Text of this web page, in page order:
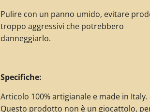
Pulire con un panno umido, evitare
troppo aggressivi che potrebbero
danneggiarlo.
Specifiche:
Articolo 100% artigianale e made in Italy.
Questo prodotto non è un giocattolo,